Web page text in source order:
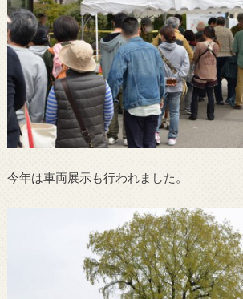
今年は車両展示も行われました。